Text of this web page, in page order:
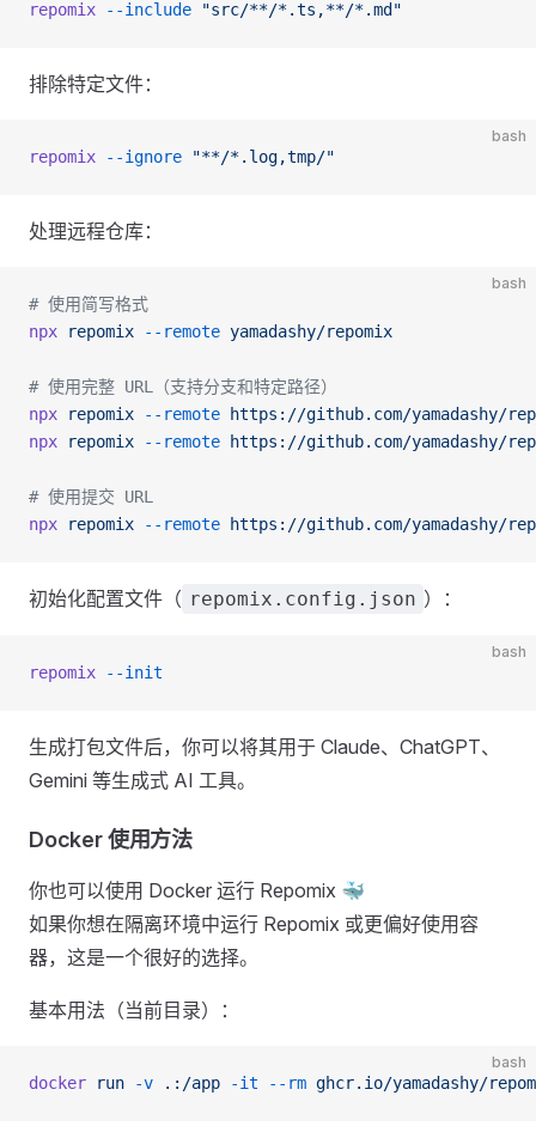
repomix --include "src/**/*.ts,**/*.md"
排除特定文件：
bash
repomix --ignore "**/*.log,tmp/"
处理远程仓库：
bash
# 使用简写格式
npx repomix --remote yamadashy/repomix
# 使用完整 URL（支持分支和特定路径）
npx repomix --remote https://github.com/yamadashy/
npx repomix --remote https://github.com/yamadashy/
# 使用提交 URL
npx repomix --remote https://github.com/yamadashy/
初始化配置文件（ repomix.config.json ）：
bash
repomix --init
生成打包文件后，你可以将其用于 Claude、ChatGPT、
Gemini 等生成式 AI 工具。
Docker 使用方法
你也可以使用 Docker 运行 Repomix 🐳
如果你想在隔离环境中运行 Repomix 或更偏好使用容
器，这是一个很好的选择。
基本用法（当前目录）：
bash
docker run -v .:/app -it --rm ghcr.io/yamadashy/